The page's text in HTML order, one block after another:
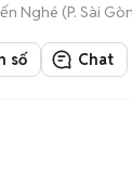
Nghé (P. Sài
số Chat